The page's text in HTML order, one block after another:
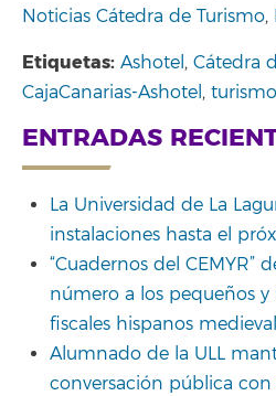
Noticias Cátedra de Turismo,
Etiquetas: Ashotel , Cátedra
CajaCanarias-Ashotel , turismo
ENTRADAS
La Universidad de La
instalaciones hasta el
“Cuadernos del CEMYR”
número a los pequeños y
fiscales hispanos
Alumnado de la ULL
conversación pública con